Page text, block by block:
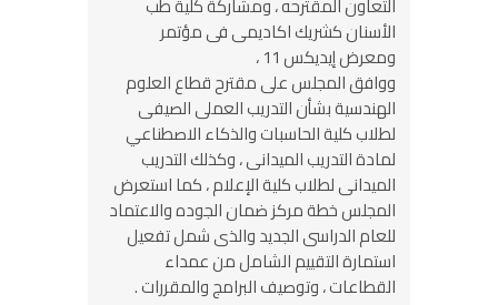
الأسنان كشريك اكاديمى فى مؤتمر
ومعرض إيديكس 11 ،
ووافق المجلس على مقترح قطاع العلوم
الهندسية بشأن التدريب العملى الصيفى
لطلاب كلية الحاسبات والذكاء الاصطناعي
لمادة التدريب الميدانى ، وكذلك التدريب
الميدانى لطلاب كلية الإعلام ، كما استعرض
المجلس خطة مركز ضمان الجوده والاعتماد
للعام الدراسى الجديد والذى شمل تفعيل
استمارة التقييم الشامل من عمداء
القطاعات ، وتوصيف البرامج والمقررات .